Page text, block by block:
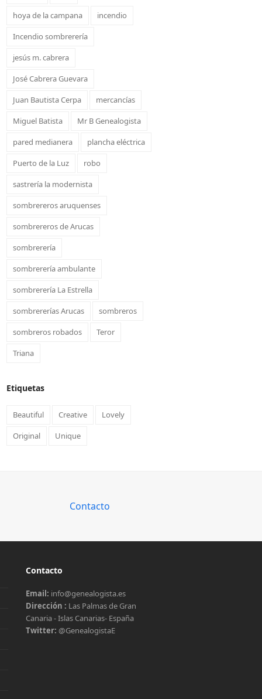
hoya de la campana
incendio
Incendio sombrerería
jesús m. cabrera
José Cabrera Guevara
Juan Bautista Cerpa
mercancías
Miguel Batista
Mr B Genealogista
pared medianera
plancha eléctrica
Puerto de la Luz
robo
sastrería la modernista
sombrereros aruquenses
sombrereros de Arucas
sombrerería
sombrerería ambulante
sombrerería La Estrella
sombrererías Arucas
sombreros
sombreros robados
Teror
Triana
Etiquetas
Beautiful Creative
Lovely
Original
Unique
Contacto
Contacto
Email: info@genealogista.es
Dirección : Las Palmas de Gran
Canaria - Islas Canarias- España
Twitter: @GenealogistaE